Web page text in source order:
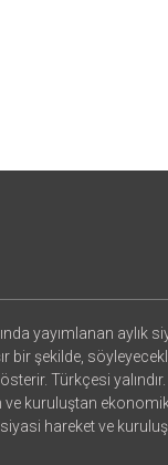
yayımlanan aylık
bir şekilde,
Türkçesi yalındır.
ve kuruluştan
hareket ve